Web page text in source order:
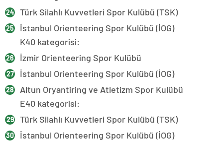
Türk Silahlı Kuvvetleri Spor Kulübü (TSK)
İstanbul Orienteering Spor Kulübü (İOG)
K40 kategorisi:
İzmir Orienteering Spor Kulübü
İstanbul Orienteering Spor Kulübü (İOG)
Altun Oryantiring ve Atletizm Spor Kulübü
E40 kategorisi:
Türk Silahlı Kuvvetleri Spor Kulübü (TSK)
İstanbul Orienteering Spor Kulübü (İOG)